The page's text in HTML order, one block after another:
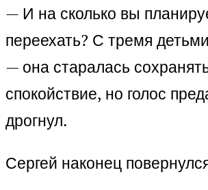
— И на сколько вы
переехать? С тремя
— она старалась
спокойствие, но голос
дрогнул.
Сергей наконец